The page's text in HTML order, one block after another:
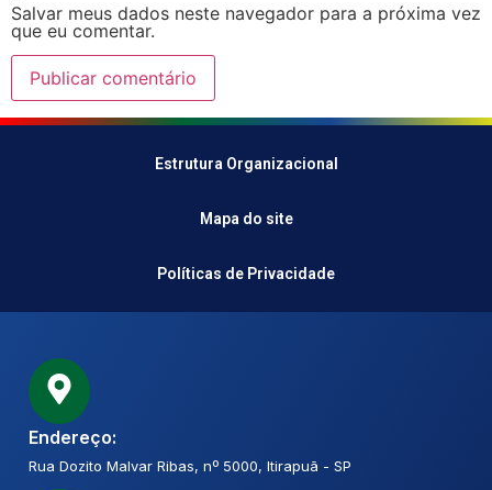
Salvar meus dados neste navegador para a próxima vez
que eu comentar.
Estrutura Organizacional
Mapa do site
Políticas de Privacidade
Endereço:
Rua Dozito Malvar Ribas, nº 5000, Itirapuã - SP